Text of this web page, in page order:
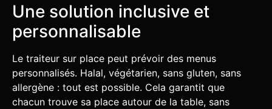
Une solution inclusive et
personnalisable
Le traiteur sur place peut prévoir des menus
personnalisés. Halal, végétarien, sans gluten, sans
allergène : tout est possible. Cela garantit que
chacun trouve sa place autour de la table, sans